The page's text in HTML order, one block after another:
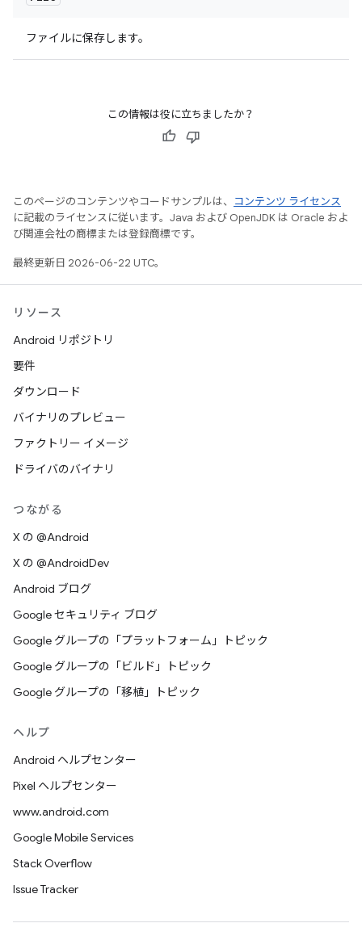
ファイルに保存します。
この情報は役に立ちましたか？
このページのコンテンツやコードサンプルは、
コンテンツ ライセンス
に記載のライセンスに従います。Java および OpenJDK は Oracle およ
び関連会社の商標または登録商標です。
最終更新日 2026-06-22 UTC。
リソース
Android リポジトリ
要件
ダウンロード
バイナリのプレビュー
ファクトリー イメージ
ドライバのバイナリ
つながる
X の @Android
X の @AndroidDev
Android ブログ
Google セキュリティ ブログ
Google グループの「プラットフォーム」トピック
Google グループの「ビルド」トピック
Google グループの「移植」トピック
ヘルプ
Android ヘルプセンター
Pixel ヘルプセンター
www.android.com
Google Mobile Services
Stack Overflow
Issue Tracker